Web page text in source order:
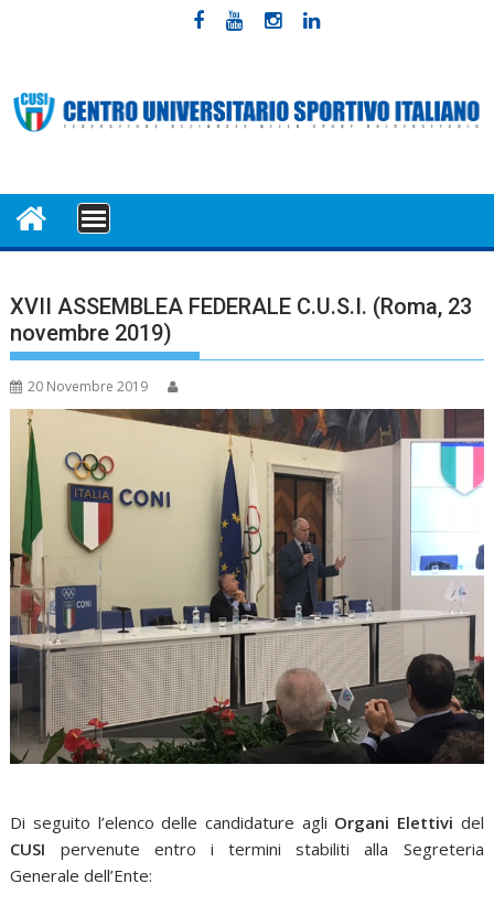
MENU
XVII ASSEMBLEA FEDERALE C.U.S.I. (Roma, 23
novembre 2019)
20 Novembre 2019
Di seguito l’elenco delle candidature agli Organi Elettivi del
CUSI pervenute entro i termini stabiliti alla Segreteria
Generale dell’Ente: